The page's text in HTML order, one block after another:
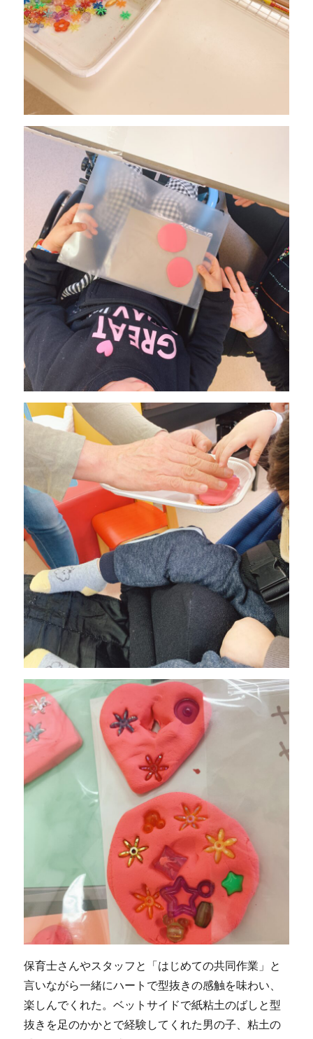
保育士さんやスタッフと「はじめての共同作業」と
言いながら一緒にハートで型抜きの感触を味わい、
楽しんでくれた。ベットサイドで紙粘土のばしと型
抜きを足のかかとで経験してくれた男の子、粘土の